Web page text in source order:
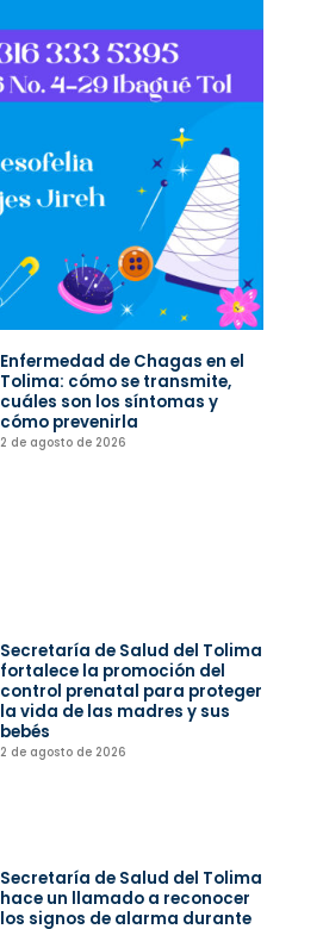
Enfermedad de Chagas en el
Tolima: cómo se transmite,
cuáles son los síntomas y
cómo prevenirla
2 de agosto de 2026
Secretaría de Salud del Tolima
fortalece la promoción del
control prenatal para proteger
la vida de las madres y sus
bebés
2 de agosto de 2026
Secretaría de Salud del Tolima
hace un llamado a reconocer
los signos de alarma durante